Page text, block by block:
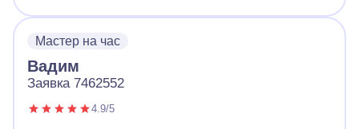
Мастер на час
Вадим
Заявка 7462552
4.9/5